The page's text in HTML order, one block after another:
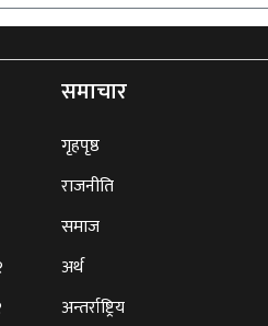
समाचार
गृहपृष्ठ
राजनीति
समाज
अर्थ
अन्तर्राष्ट्रिय